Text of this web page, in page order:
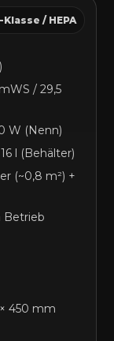
Klasse / HEPA
/ 29,5
W (Nenn)
l (Behälter)
(~0,8 m²) +
Betrieb
450 mm